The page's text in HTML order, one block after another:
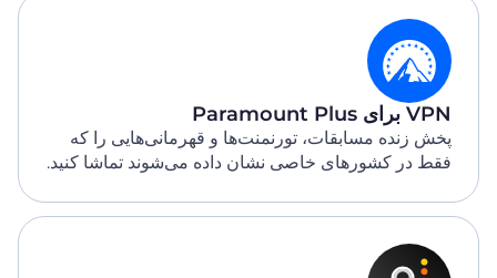
VPN برای Paramount Plus
پخش زنده مسابقات، تورنمنت‌ها و قهرمانی‌هایی را که
فقط در کشورهای خاصی نشان داده می‌شوند تماشا کنید.